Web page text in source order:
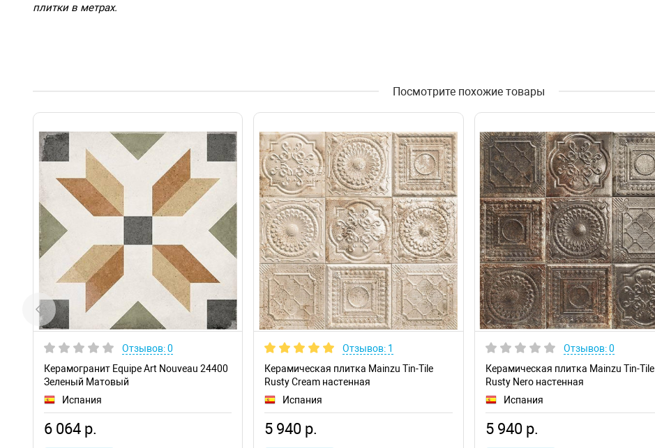
плитки в метрах.
Посмотрите похожие товары
Отзывов: 0
Керамогранит Equipe Art Nouveau 24400
Зеленый Матовый
Испания
6 064 р.
Отзывов: 1
Керамическая плитка Mainzu Tin-Tile
Rusty Cream настенная
Испания
5 940 р.
Отзывов: 0
Керамическая плитка Mainzu Tin-Tile
Rusty Nero настенная
Испания
5 940 р.